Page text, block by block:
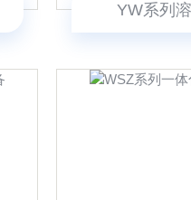
YW系列